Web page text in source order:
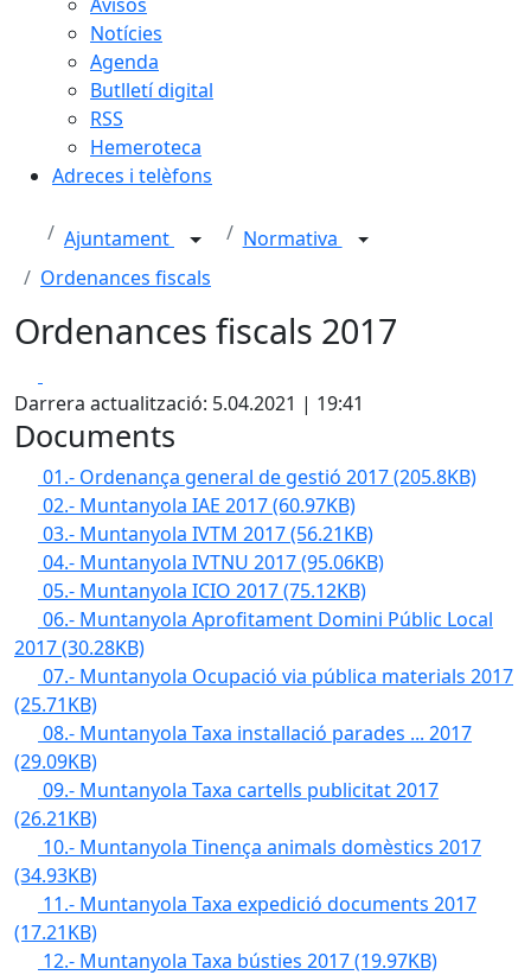
Notícies
Agenda
Butlletí digital
RSS
Hemeroteca
Adreces i telèfons
Ajuntament
Normativa
Ordenances fiscals
Ordenances fiscals 2017
Darrera actualització: 5.04.2021 | 19:41
Documents
01.- Ordenança general de gestió 2017(205.8KB)
02.- Muntanyola IAE 2017(60.97KB)
03.- Muntanyola IVTM 2017(56.21KB)
04.- Muntanyola IVTNU 2017(95.06KB)
05.- Muntanyola ICIO 2017(75.12KB)
06.- Muntanyola Aprofitament Domini Públic Local
2017(30.28KB)
07.- Muntanyola Ocupació via pública materials 2017
(25.71KB)
08.- Muntanyola Taxa installació parades ... 2017
(29.09KB)
09.- Muntanyola Taxa cartells publicitat 2017
(26.21KB)
10.- Muntanyola Tinença animals domèstics 2017
(34.93KB)
11.- Muntanyola Taxa expedició documents 2017
(17.21KB)
12.- Muntanyola Taxa bústies 2017(19.97KB)